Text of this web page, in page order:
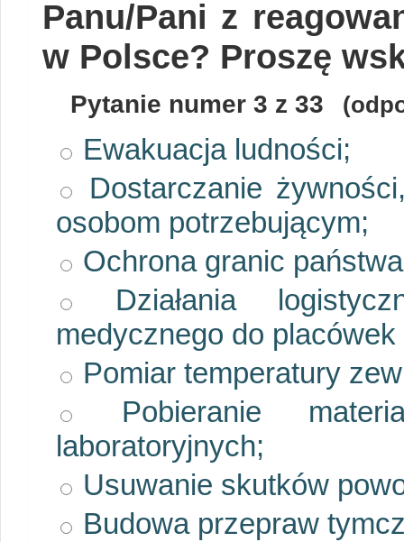
Panu/Pani z
w Polsce? Proszę
Pytanie numer 3 z 33
Ewakuacja ludności;
Dostarczanie
osobom potrzebującym;
Ochrona granic
Działania
medycznego do
Pomiar temperatury
Pobieranie
laboratoryjnych;
Usuwanie skutków
Budowa przepraw